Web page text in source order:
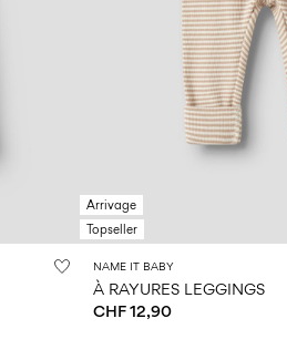
Arrivage
Topseller
NAME IT BABY
À RAYURES LEGGINGS
CHF 12,90